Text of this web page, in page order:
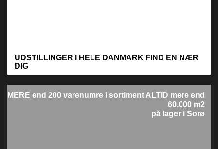
UDSTILLINGER I HELE DANMARK FIND EN NÆR
DIG
M ERE end 200 varenumre i sortiment ALTID mere end
60.000 m2
på lager i Sorø